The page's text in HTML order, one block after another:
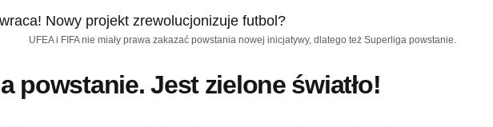
UFEA i FIFA nie miały prawa zakazać powstania nowej inicjatywy, dlatego też Superliga powstanie.
powstanie. Jest zielone światło!